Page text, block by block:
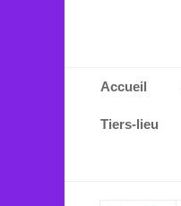
Menu
contenu
Accueil
Tiers-lieu